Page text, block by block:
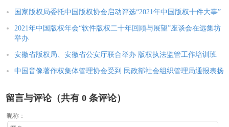
国家版权局委托中国版权协会启动评选“2021年中国版权十件大事”
2021年中国版权年会“软件版权二十年回顾与展望”座谈会在远集坊
举办
安徽省版权局、安徽省公安厅联合举办 版权执法监管工作培训班
中国音像著作权集体管理协会受到 民政部社会组织管理局通报表扬
留言与评论（共有 0 条评论）
昵称：